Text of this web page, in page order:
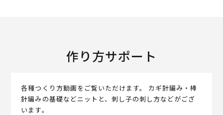
作り方サポート
各種つくり方動画をご覧いただけます。 カギ針編み・棒
針編みの基礎などニットと、刺し子の刺し方などがござ
います。